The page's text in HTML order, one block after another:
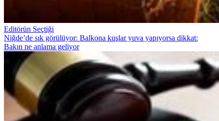
Editörün Seçtiği
Niğde’de sık görülüyor: Balkona kuşlar yuva yapıyorsa dikkat:
Bakın ne anlama geliyor